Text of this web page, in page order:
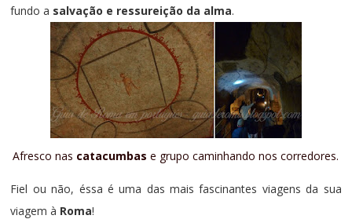
fundo a salvação e ressureição da alma.
Afresco nas catacumbas e grupo caminhando nos corredores.
Fiel ou não, éssa é uma das mais fascinantes viagens da sua
viagem à Roma!